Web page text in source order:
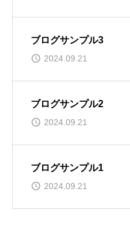
ブログサンプル3
2024.09.21
ブログサンプル2
2024.09.21
ブログサンプル1
2024.09.21